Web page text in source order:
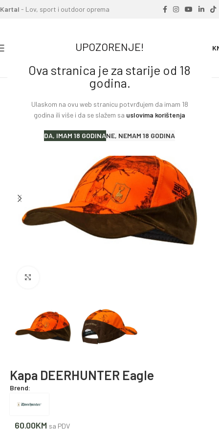
UPOZORENJE!
Ova stranica je za starije od 18
godina.
Ulaskom na ovu web stranicu potvrđujem da imam 18
godina ili više i da se slažem sa uslovima korištenja
DA, IMAM 18 GODINANE, NEMAM 18 GODINA
Kartal - Lov, sport i outdoor oprema
»Proizvodi »Kapa DEERHUNTER Eagle
Kapa DEERHUNTER Eagle
Brend:
60.00KM sa PDV